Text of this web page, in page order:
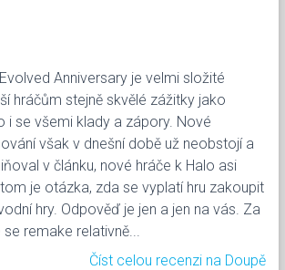
Anniversary je velmi složité
hráčům stejně skvělé zážitky jako
i se všemi klady a zápory. Nové
však v dnešní době už neobstojí a
v článku, nové hráče k Halo asi
je otázka, zda se vyplatí hru zakoupit
hry. Odpověď je jen a jen na vás. Za
remake relativně...
Číst celou recenzi na Doupě